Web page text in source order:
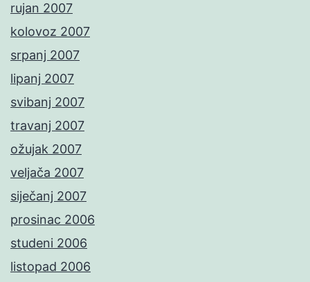
rujan 2007
kolovoz 2007
srpanj 2007
lipanj 2007
svibanj 2007
travanj 2007
ožujak 2007
veljača 2007
siječanj 2007
prosinac 2006
studeni 2006
listopad 2006